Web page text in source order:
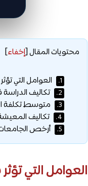
محتويات المقال[إخفاء]
1. العوامل التي
2. تكاليف الدراسة
3. متوسط تكلفة
4. تكاليف
5. أرخص الجامعات
العوامل التي